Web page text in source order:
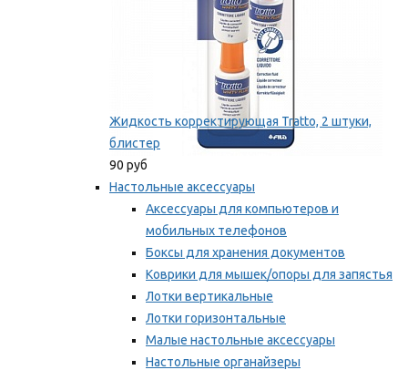
Жидкость корректирующая Tratto, 2 штуки,
блистер
90 руб
Настольные аксессуары
Аксессуары для компьютеров и
мобильных телефонов
Боксы для хранения документов
Коврики для мышек/опоры для запястья
Лотки вертикальные
Лотки горизонтальные
Малые настольные аксессуары
Настольные органайзеры